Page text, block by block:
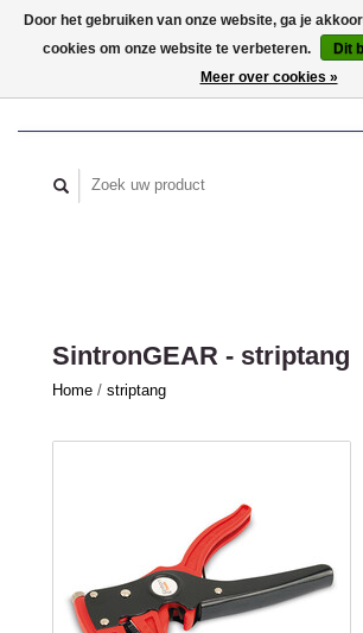
SintronGEAR - striptang
Home / striptang
Door het gebruiken van onze website, ga je
cookies om onze website te verbeteren.
Dit
Meer over cookies »